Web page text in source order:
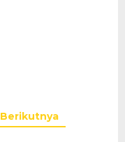
Berikutnya